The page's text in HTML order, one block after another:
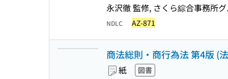
永沢徹 監修, さくら綜合事務所
NDLC AZ-871
商法総則・商行為法 第4版 (
紙 図書